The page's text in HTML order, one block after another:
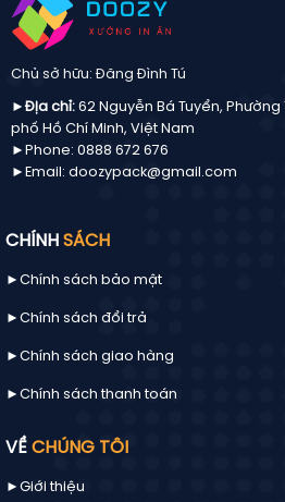
Chủ sở hữu: Đăng Đình Tú
►Địa chỉ: 62 Nguyễn Bá Tuyển, Phường
phố Hồ Chí Minh, Việt Nam
►Phone: 0888 672 676
►Email: doozypack@gmail.com
CHÍNH SÁCH
►Chính sách bảo mật
►Chính sách đổi trả
►Chính sách giao hàng
►Chính sách thanh toán
VỀ CHÚNG TÔI
►Giới thiệu